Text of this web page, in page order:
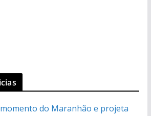
do Maranhão e projeta